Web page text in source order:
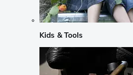
Kids & Tools